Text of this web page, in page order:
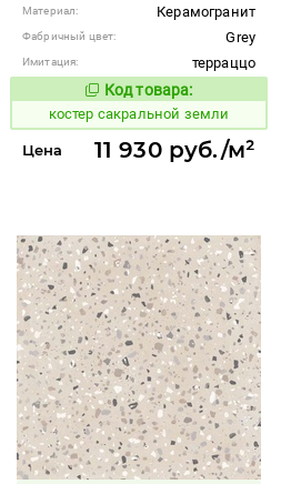
Материал: Керамогранит
Фабричный цвет: Grey
Имитация:
терраццо
Код товара:
806905 Код товара:
костер сакральной земли
Цена 11 930 руб./м²